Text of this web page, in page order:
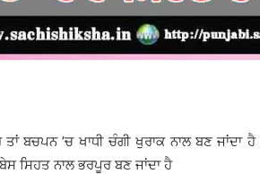
ਬਚਪਨ ’ਚ ਖਾਧੀ ਚੰਗੀ ਖੁਰਾਕ ਨਾਲ ਬਣ ਜਾਂਦਾ
ਸਿਹਤ ਨਾਲ ਭਰਪੂਰ ਬਣ ਜਾਂਦਾ ਹੈ